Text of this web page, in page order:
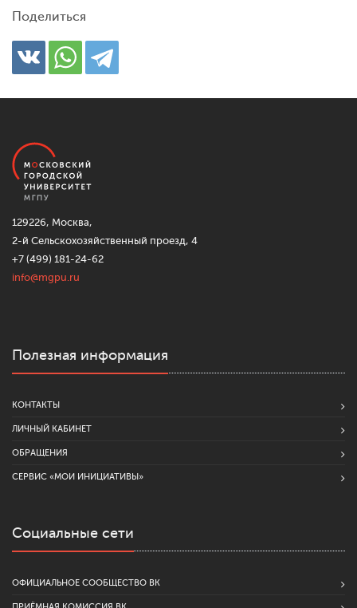
Поделиться
129226, Москва,
2-й Сельскохозяйственный проезд, 4
+7 (499) 181-24-62
info@mgpu.ru
Полезная информация
КОНТАКТЫ
ЛИЧНЫЙ КАБИНЕТ
ОБРАЩЕНИЯ
СЕРВИС «МОИ ИНИЦИАТИВЫ»
Социальные сети
ОФИЦИАЛЬНОЕ СООБЩЕСТВО ВК